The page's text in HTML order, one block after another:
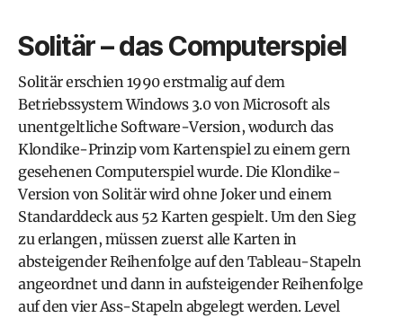
Solitär – das Computerspiel
Solitär erschien 1990 erstmalig auf dem
Betriebssystem Windows 3.0 von Microsoft als
unentgeltliche Software-Version, wodurch das
Klondike-Prinzip vom Kartenspiel zu einem gern
gesehenen Computerspiel wurde. Die Klondike-
Version von Solitär wird ohne Joker und einem
Standarddeck aus 52 Karten gespielt. Um den Sieg
zu erlangen, müssen zuerst alle Karten in
absteigender Reihenfolge auf den Tableau-Stapeln
angeordnet und dann in aufsteigender Reihenfolge
auf den vier Ass-Stapeln abgelegt werden. Level